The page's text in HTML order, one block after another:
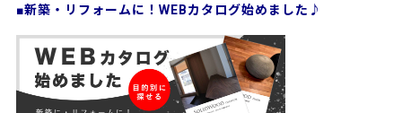
■新築・リフォームに！WEBカタログ始めました♪